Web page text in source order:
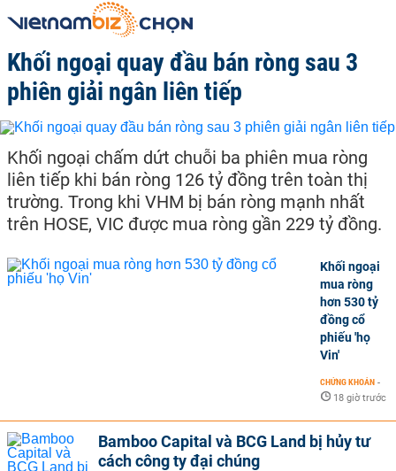
Khối ngoại quay đầu bán ròng sau 3
phiên giải ngân liên tiếp
Khối ngoại chấm dứt chuỗi ba phiên mua ròng
liên tiếp khi bán ròng 126 tỷ đồng trên toàn thị
trường. Trong khi VHM bị bán ròng mạnh nhất
trên HOSE, VIC được mua ròng gần 229 tỷ đồng.
Khối ngoại
mua ròng
hơn 530 tỷ
đồng cổ
phiếu 'họ
Vin'
CHỨNG KHOÁN -
18 giờ trước
Bamboo Capital và BCG Land bị hủy tư
cách công ty đại chúng